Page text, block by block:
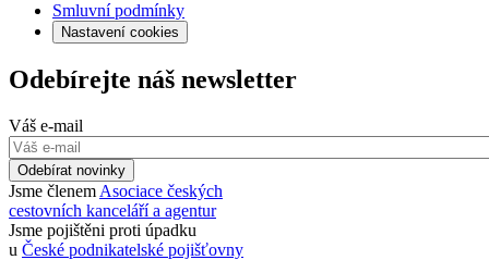
Smluvní podmínky
Nastavení cookies
Odebírejte náš newsletter
Váš e-mail
Odebírat novinky
Jsme členem Asociace českých
cestovních kanceláří a agentur
Jsme pojištěni proti úpadku
u České podnikatelské pojišťovny